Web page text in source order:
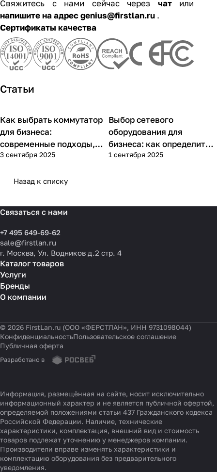
Свяжитесь с нами сейчас через чатили
напишите на адрес genius@firstlan.ru .
Сертификаты качества
Статьи
Советы покупателям
Как выбрать коммутатор
для бизнеса:
современные подходы,
практика применения и
3 сентября 2025
Советы покупателям
Выбор сетевого
оборудования для
бизнеса: как определить
потребности компании и
1 сентября 2025
Назад к списку
Связаться с нами
+7 495 649-69-62
sale@firstlan.ru
г. Москва, Ул. Водников д.2 стр. 4
Каталог товаров
Услуги
Бренды
О компании
© 2026 FirstLan.ru (ООО «ФЕРСТЛАН», ИНН 9731098044)
КонфиденциальностьПользовательское соглашение
Публичная оферта
Разработано в
Информация, размещённая на сайте, носит исключительно
информационный характер и не является публичной офертой,
определяемой положениями статьи 437 Гражданского кодекса
Российской Федерации. Наличие, технические
характеристики, комплектация, внешний вид и стоимость
товаров подлежат уточнению у менеджеров компании.
Производители вправе изменять характеристики и
комплектацию оборудования без предварительного
уведомления.